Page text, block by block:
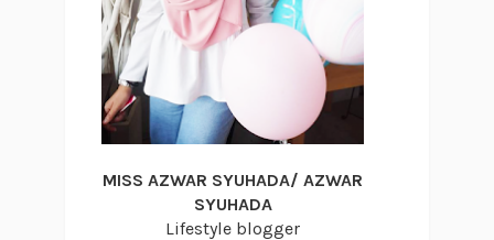
MISS AZWAR SYUHADA/ AZWAR
SYUHADA
Lifestyle blogger